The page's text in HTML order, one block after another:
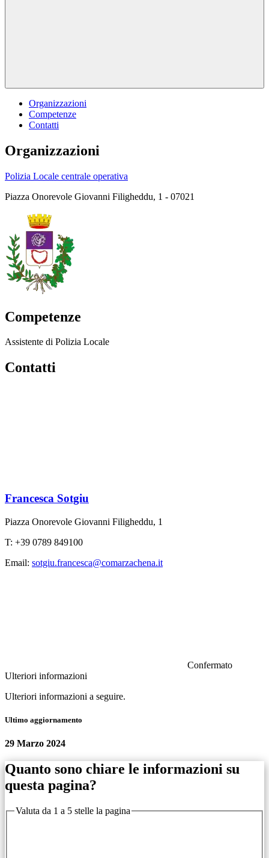
Organizzazioni
Competenze
Contatti
Organizzazioni
Polizia Locale centrale operativa
Piazza Onorevole Giovanni Filigheddu, 1 - 07021
Competenze
Assistente di Polizia Locale
Contatti
Francesca Sotgiu
Piazza Onorevole Giovanni Filigheddu, 1
T: +39 0789 849100
Email: sotgiu.francesca@comarzachena.it
Confermato
Ulteriori informazioni
Ulteriori informazioni a seguire.
Ultimo aggiornamento
29 Marzo 2024
Quanto sono chiare le informazioni su
questa pagina?
Valuta da 1 a 5 stelle la pagina